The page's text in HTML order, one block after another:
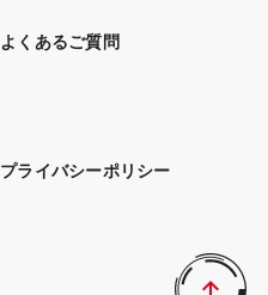
よくあるご質問
プライバシーポリシー